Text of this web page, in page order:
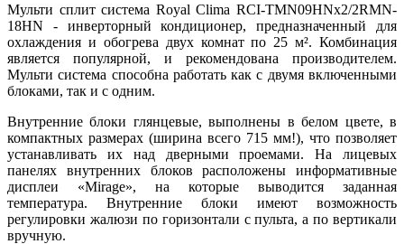
Мульти сплит система Royal Clima RCI-TMN09HNх2/2RMN-
18HN - инверторный кондиционер, предназначенный для
охлаждения и обогрева двух комнат по 25 м². Комбинация
является популярной, и рекомендована производителем.
Мульти система способна работать как с двумя включенными
блоками, так и с одним.
Внутренние блоки глянцевые, выполнены в белом цвете, в
компактных размерах (ширина всего 715 мм!), что позволяет
устанавливать их над дверными проемами. На лицевых
панелях внутренних блоков расположены информативные
дисплеи «Mirage», на которые выводится заданная
температура. Внутренние блоки имеют возможность
регулировки жалюзи по горизонтали с пульта, а по вертикали
вручную.